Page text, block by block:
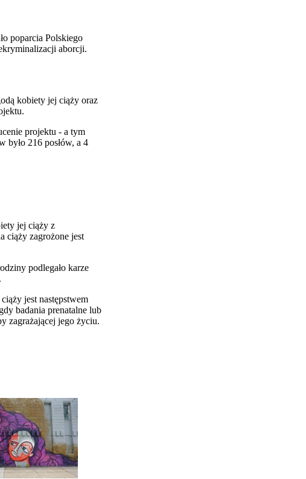
poparcia Polskiego
aborcji.
kobiety jej ciąży oraz
projektu - a tym
było 216 posłów, a 4
jej ciąży z
ciąży zagrożone jest
podlegało karze
jest następstwem
badania prenatalne lub
zagrażającej jego życiu.